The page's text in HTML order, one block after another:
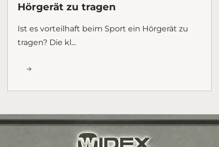
Hörgerät zu tragen
Ist es vorteilhaft beim Sport ein Hörgerät zu
tragen? Die kl...